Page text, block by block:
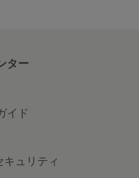
ター
イド
キュリティ